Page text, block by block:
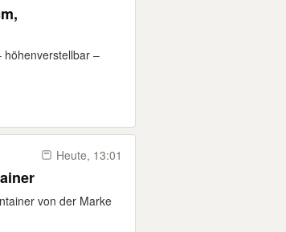
höhenverstellbar –
Heute, 13:01
von der Marke